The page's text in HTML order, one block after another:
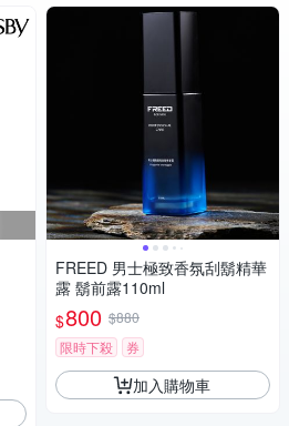
FREED 男士極致香氛刮鬍精華
露 鬍前露110ml
$800 $880
限時下殺
券
加入購物車